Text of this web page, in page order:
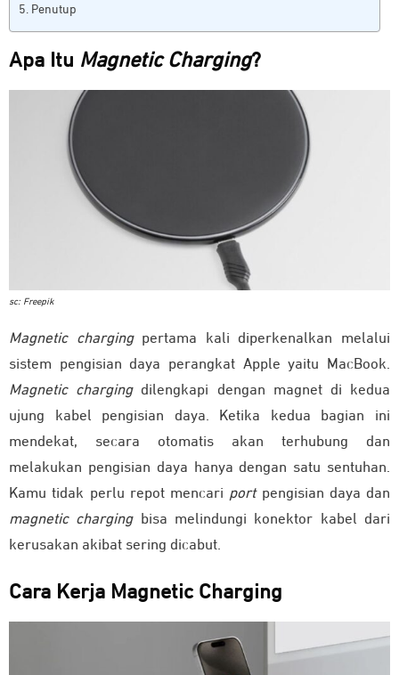
Penutup
Apa Itu Magnetic Charging?
sc: Freepik
Magnetic charging pertama kali diperkenalkan melalui
sistem pengisian daya perangkat Apple yaitu MacBook.
Magnetic charging dilengkapi dengan magnet di kedua
ujung kabel pengisian daya. Ketika kedua bagian ini
mendekat, secara otomatis akan terhubung dan
melakukan pengisian daya hanya dengan satu sentuhan.
Kamu tidak perlu repot mencari portpengisian daya dan
magnetic charging bisa melindungi konektor kabel dari
kerusakan akibat sering dicabut.
Cara Kerja Magnetic Charging